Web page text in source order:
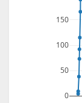
0
50
100
150